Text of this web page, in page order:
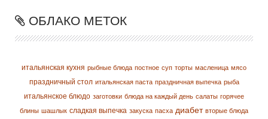
ОБЛАКО МЕТОК
итальянская кухня рыбные блюда постное суп торты масленица мясо
праздничный стол итальянская паста праздничная выпечка рыба
итальянское блюдо заготовки блюда на каждый день салаты горячее
блины шашлык сладкая выпечка закуска пасха диабет вторые блюда